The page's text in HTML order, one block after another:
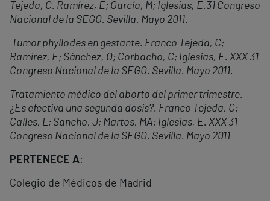
Tejeda, C. Ramírez, E; García, M; Iglesias, E.31 Congreso
Nacional de la SEGO. Sevilla. Mayo 2011.
Tumor phyllodes en gestante. Franco Tejeda, C;
Ramírez, E; Sánchez, O; Corbacho, C; Iglesias, E. XXX 31
Congreso Nacional de la SEGO. Sevilla. Mayo 2011.
Tratamiento médico del aborto del primer trimestre.
¿Es efectiva una segunda dosis?. Franco Tejeda, C;
Calles, L; Sancho, J; Martos, MA; Iglesias, E. XXX 31
Congreso Nacional de la SEGO. Sevilla. Mayo 2011
PERTENECE A:
Colegio de Médicos de Madrid